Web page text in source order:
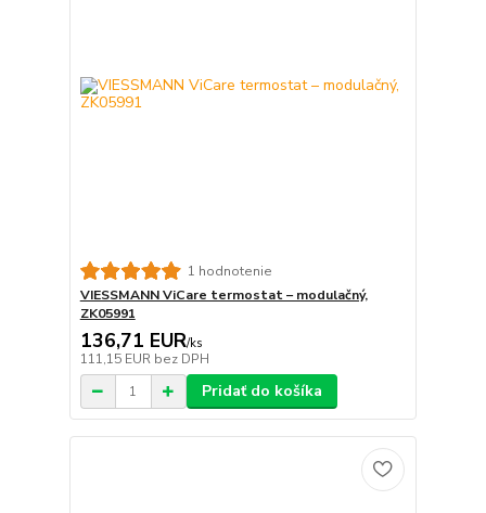
1 hodnotenie
VIESSMANN ViCare termostat – modulačný,
ZK05991
136,71 EUR/ks
111,15 EUR bez DPH
Pridať do košíka